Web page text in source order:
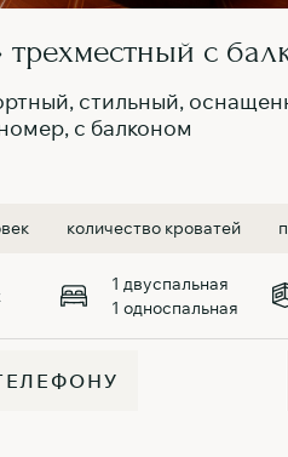
трехместный с
стильный,
с балконом
количество кроватей
1 двуспальная
1 односпальная
ЕЛ Е ФОНУ